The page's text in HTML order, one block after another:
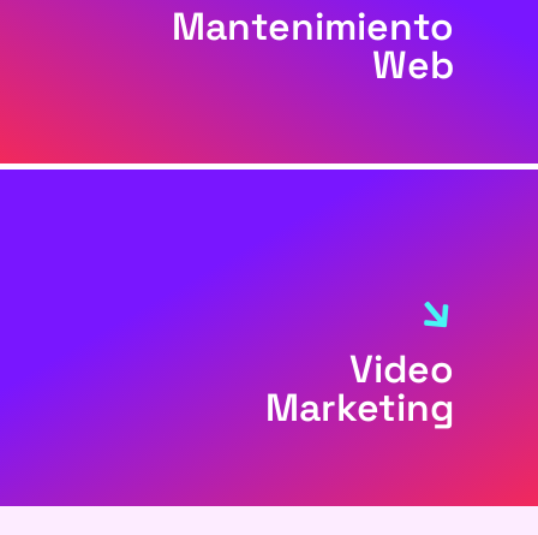
Mantenimiento
Web
Video
Marketing